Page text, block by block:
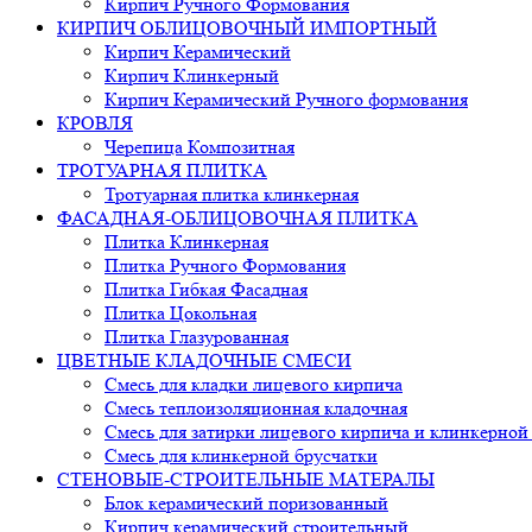
КИРПИЧ ОБЛИЦОВОЧНЫЙ ИМПОРТНЫЙ
Кирпич Керамический
Кирпич Клинкерный
Кирпич Керамический Ручного формования
КРОВЛЯ
Черепица Композитная
ТРОТУАРНАЯ ПЛИТКА
Тротуарная плитка клинкерная
ФАСАДНАЯ-ОБЛИЦОВОЧНАЯ ПЛИТКА
Плитка Клинкерная
Плитка Ручного Формования
Плитка Гибкая Фасадная
Плитка Цокольная
Плитка Глазурованная
ЦВЕТНЫЕ КЛАДОЧНЫЕ СМЕСИ
Смесь для кладки лицевого кирпича
Смесь теплоизоляционная кладочная
Смесь для затирки лицевого кирпича и
Смесь для клинкерной брусчатки
СТЕНОВЫЕ-СТРОИТЕЛЬНЫЕ МАТЕРАЛЫ
Блок керамический поризованный
Кирпич керамический строительный